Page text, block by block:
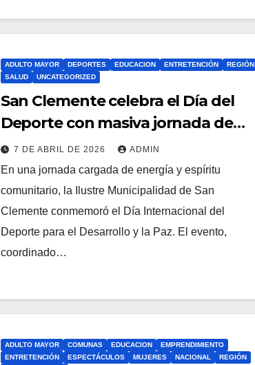
ADULTO MAYOR DEPORTES EDUCACION ENTRETENCIÓN
REGIÓN
SALUD
UNCATEGORIZED
San Clemente celebra el Día del
Deporte con masiva jornada de
integración
7 DE ABRIL DE 2026 ADMIN
En una jornada cargada de energía y espíritu
comunitario, la Ilustre Municipalidad de San
Clemente conmemoró el Día Internacional del
Deporte para el Desarrollo y la Paz. El evento,
coordinado…
ADULTO MAYOR COMUNAS EDUCACION
EMPRENDIMIENTO
ENTRETENCIÓN
ESPECTÁCULOS MUJERES NACIONAL
REGIÓN